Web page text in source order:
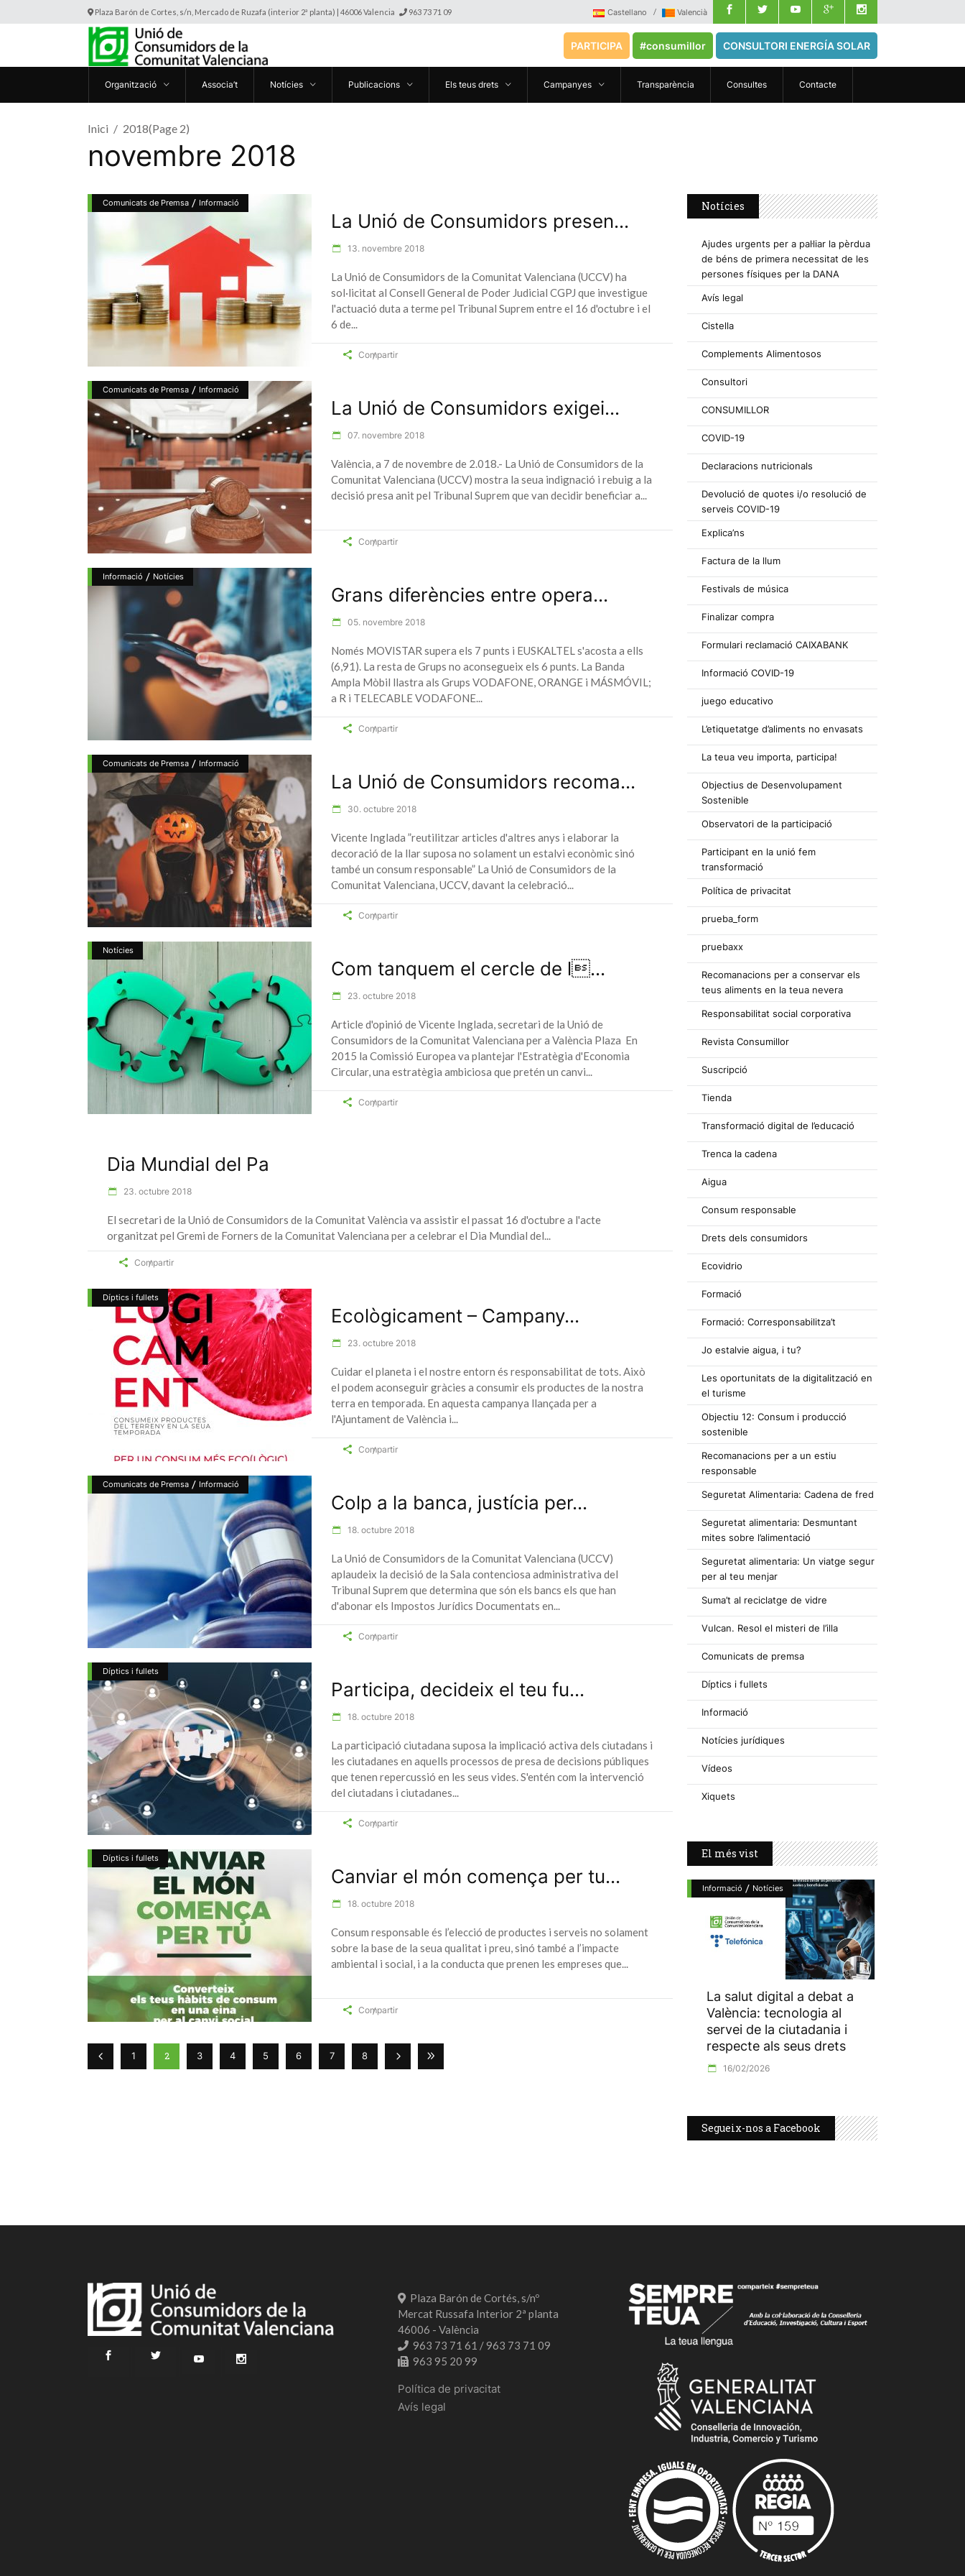
Plaza Barón de Cortes, s/n, Mercado de Ruzafa (interior 2ª planta) | 46006 Valencia 963 73 71 09 Castellano Valencià
PARTICIPA #consumillor CONSULTORI ENERGÍA SOLAR
Organització Associa’t Notícies Publicacions Els teus drets Campanyes Transparència Consultes Contacte
Inici 2018(Page 2)
novembre 2018
Comunicats de Premsa / Informació
La Unió de Consumidors presen...
13. novembre 2018
La Unió de Consumidors de la Comunitat Valenciana (UCCV) ha
sol·licitat al Consell General de Poder Judicial CGPJ que investigue
l'actuació duta a terme pel Tribunal Suprem entre el 16 d'octubre i el
6 de
Compartir
Comunicats de Premsa / Informació
La Unió de Consumidors exigei...
07. novembre 2018
València, a 7 de novembre de 2.018.- La Unió de Consumidors de la
Comunitat Valenciana (UCCV) mostra la seua indignació i rebuig a la
decisió presa anit pel Tribunal Suprem que van decidir beneficiar a
Compartir
Informació / Notícies
Grans diferències entre opera...
05. novembre 2018
Només MOVISTAR supera els 7 punts i EUSKALTEL s'acosta a ells
(6,91). La resta de Grups no aconsegueix els 6 punts. La Banda
Ampla Mòbil llastra als Grups VODAFONE, ORANGE i MÁSMÓVIL;
a R i TELECABLE VODAFONE
Compartir
Comunicats de Premsa / Informació
La Unió de Consumidors recoma...
30. octubre 2018
Vicente Inglada ”reutilitzar articles d'altres anys i elaborar la
decoració de la llar suposa no solament un estalvi econòmic sinó
també un consum responsable” La Unió de Consumidors de la
Comunitat Valenciana, UCCV, davant la celebració
Compartir
Notícies
Com tanquem el cercle de l...
23. octubre 2018
Article d'opinió de Vicente Inglada, secretari de la Unió de
Consumidors de la Comunitat Valenciana per a València Plaza En
2015 la Comissió Europea va plantejar l'Estratègia d'Economia
Circular, una estratègia ambiciosa que pretén un canvi
Compartir
Dia Mundial del Pa
23. octubre 2018
El secretari de la Unió de Consumidors de la Comunitat València va assistir el passat 16 d'octubre a l'acte
organitzat pel Gremi de Forners de la Comunitat Valenciana per a celebrar el Dia Mundial del
Compartir
Díptics i fullets
Ecològicament – Campany...
23. octubre 2018
Cuidar el planeta i el nostre entorn és responsabilitat de tots. Això
el podem aconseguir gràcies a consumir els productes de la nostra
terra en temporada. En aquesta campanya llançada per a
l'Ajuntament de València i
Compartir
Comunicats de Premsa / Informació
Colp a la banca, justícia per...
18. octubre 2018
La Unió de Consumidors de la Comunitat Valenciana (UCCV)
aplaudeix la decisió de la Sala contenciosa administrativa del
Tribunal Suprem que determina que són els bancs els que han
d'abonar els Impostos Jurídics Documentats en
Compartir
Díptics i fullets
Participa, decideix el teu fu...
18. octubre 2018
La participació ciutadana suposa la implicació activa dels ciutadans i
les ciutadanes en aquells processos de presa de decisions públiques
que tenen repercussió en les seus vides. S'entén com la intervenció
del ciutadans i ciutadanes
Compartir
Díptics i fullets
Canviar el món comença per tu...
18. octubre 2018
Consum responsable és l’elecció de productes i serveis no solament
sobre la base de la seua qualitat i preu, sinó també a l’impacte
ambiental i social, i a la conducta que prenen les empreses que
Compartir
1 2 3 4 5 6 7 8
Notícies
Ajudes urgents per a pal·liar la pèrdua
de béns de primera necessitat de les
persones físiques per la DANA
Avís legal
Cistella
Complements Alimentosos
Consultori
CONSUMILLOR
COVID-19
Declaracions nutricionals
Devolució de quotes i/o resolució de
serveis COVID-19
Explica’ns
Factura de la llum
Festivals de música
Finalizar compra
Formulari reclamació CAIXABANK
Informació COVID-19
juego educativo
L’etiquetatge d’aliments no envasats
La teua veu importa, participa!
Objectius de Desenvolupament
Sostenible
Observatori de la participació
Participant en la unió fem
transformació
Política de privacitat
prueba_form
pruebaxx
Recomanacions per a conservar els
teus aliments en la teua nevera
Responsabilitat social corporativa
Revista Consumillor
Suscripció
Tienda
Transformació digital de l’educació
Trenca la cadena
Aigua
Consum responsable
Drets dels consumidors
Ecovidrio
Formació
Formació: Corresponsabilitza’t
Jo estalvie aigua, i tu?
Les oportunitats de la digitalització en
el turisme
Objectiu 12: Consum i producció
sostenible
Recomanacions per a un estiu
responsable
Seguretat Alimentaria: Cadena de fred
Seguretat alimentaria: Desmuntant
mites sobre l’alimentació
Seguretat alimentaria: Un viatge segur
per al teu menjar
Suma’t al reciclatge de vidre
Vulcan. Resol el misteri de l’illa
Comunicats de premsa
Díptics i fullets
Informació
Notícies jurídiques
Vídeos
Xiquets
El més vist
Informació / Notícies
La salut digital a debat a
València: tecnologia al
servei de la ciutadania i
respecte als seus drets
16/02/2026
Segueix-nos a Facebook
Plaza Barón de Cortés, s/nº
Mercat Russafa Interior 2ª planta
46006 - València
963 73 71 61 / 963 73 71 09
963 95 20 99
Política de privacitat
Avís legal